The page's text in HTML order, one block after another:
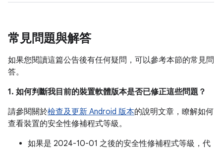
常見問題與解答
如果您閱讀這篇公告後有任何疑問，可以參考本節的常見問
答。
1. 如何判斷我目前的裝置軟體版本是否已修正這些問題？
請參閱關於檢查及更新 Android 版本的說明文章，瞭解如何
查看裝置的安全性修補程式等級。
如果是 2024-10-01 之後的安全性修補程式等級，代